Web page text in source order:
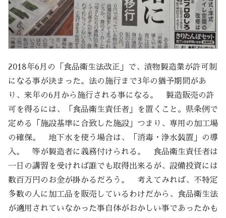
2018年6月の「食品衛生法改正」で、漬物製造業が許可制
になる事が決まった。法の施行まで3年の猶予期間があ
り、来年の6月から施行される事になる。 製造販売の許
可を得るには、「食品衛生責任者」を置くこと。県条例で
定める「施設基準に合致した施設」つまり、専用の加工場
の確保。 地下水を使う場合は、「消毒・浄水装置」の導
入。 等が製造者に義務付けられる。 食品衛生責任者は
一日の講習を受ければ誰でも取得出来るが、設備投資には
数百万円のお金が掛かるだろう。 考えてみれば、不特定
多数の人に加工品を販売しているわけだから、食品衛生法
が適用されていなかった事自体がおかしい事であったかも